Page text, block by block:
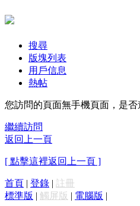
搜尋
版塊列表
用戶信息
熱帖
您訪問的頁面無手機頁面，是否
繼續訪問
返回上一頁
[ 點擊這裡返回上一頁 ]
首頁 | 登錄 | 註冊
標準版 | 觸屏版 | 電腦版 |